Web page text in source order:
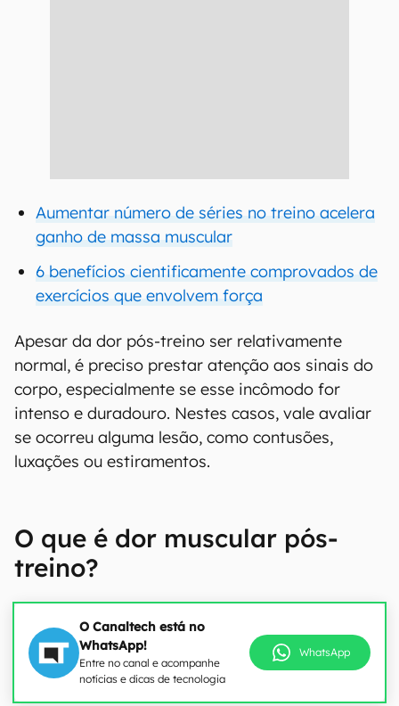
Aumentar número de séries no treino acelera
ganho de massa muscular
6 benefícios cientificamente comprovados de
exercícios que envolvem força
Apesar da dor pós-treino ser relativamente
normal, é preciso prestar atenção aos sinais do
corpo, especialmente se esse incômodo for
intenso e duradouro. Nestes casos, vale avaliar
se ocorreu alguma lesão, como contusões,
luxações ou estiramentos.
O que é dor muscular pós-
treino?
O Canaltech está no
WhatsApp!
Entre no canal e acompanhe
notícias e dicas de tecnologia
WhatsApp